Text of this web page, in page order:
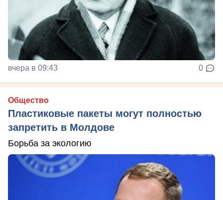
вчера в 09:43 0
Общество
Пластиковые пакеты могут полностью
запретить в Молдове
Борьба за экологию